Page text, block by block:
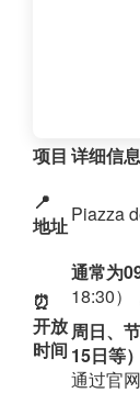
项目 详细信息
📍
地址Piazza
⏰
开放
时间
通常为
18:30）
周日、
15日等
通过官